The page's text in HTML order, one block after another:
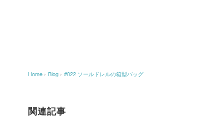
Home › Blog › #022 ソールドレルの箱型バッグ
関連記事